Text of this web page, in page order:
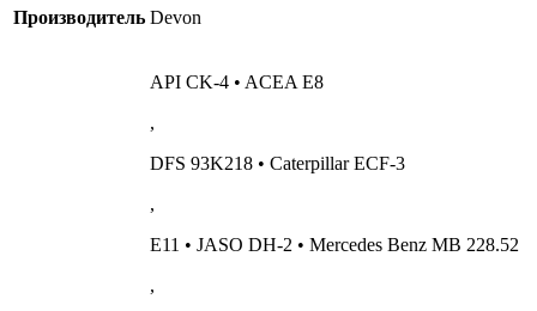
Производитель Devon
API CK-4 • ACEA E8
,
DFS 93K218 • Caterpillar ECF-3
,
E11 • JASO DH-2 • Mercedes Benz MB 228.52
,